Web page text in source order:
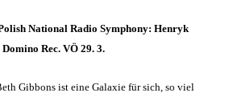
National Radio Symphony: Henryk
Rec. VÖ 29. 3.
Gibbons ist eine Galaxie für sich, so viel